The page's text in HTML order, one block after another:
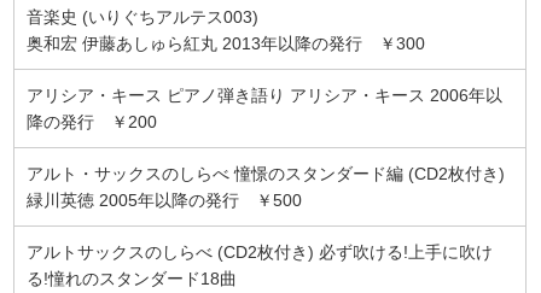
音楽史 (いりぐちアルテス003)
奥和宏 伊藤あしゅら紅丸 2013年以降の発行 ￥300
アリシア・キース ピアノ弾き語り アリシア・キース 2006年以
降の発行 ￥200
アルト・サックスのしらべ 憧憬のスタンダード編 (CD2枚付き)
緑川英徳 2005年以降の発行 ￥500
アルトサックスのしらべ (CD2枚付き) 必ず吹ける!上手に吹け
る!憧れのスタンダード18曲